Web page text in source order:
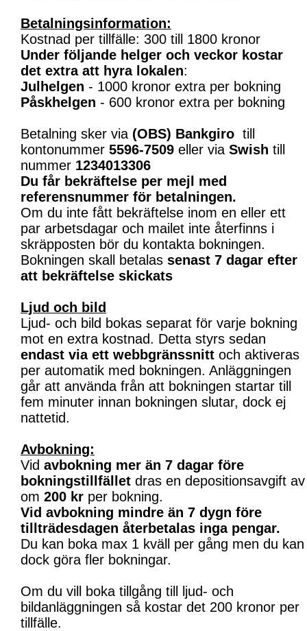
Betalningsinformation:
Kostnad per tillfälle: 300 till 1800 kronor
Under följande helger och veckor kostar
det extra att hyra lokalen:
Julhelgen - 1000 kronor extra per bokning
Påskhelgen - 600 kronor extra per bokning
Betalning sker via (OBS) Bankgiro till
kontonummer 5596-7509 eller via Swish till
nummer 1234013306
Du får bekräftelse per mejl med
referensnummer för betalningen.
Om du inte fått bekräftelse inom en eller ett
par arbetsdagar och mailet inte återfinns i
skräpposten bör du kontakta bokningen.
Bokningen skall betalas senast 7 dagar efter
att bekräftelse skickats
Ljud och bild
Ljud- och bild bokas separat för varje bokning
mot en extra kostnad. Detta styrs sedan
endast via ett webbgränssnitt och aktiveras
per automatik med bokningen. Anläggningen
går att använda från att bokningen startar till
fem minuter innan bokningen slutar, dock ej
nattetid.
Avbokning:
Vid avbokning mer än 7 dagar före
bokningstillfället dras en depositionsavgift av
om 200 kr per bokning.
Vid avbokning mindre än 7 dygn före
tillträdesdagen återbetalas inga pengar.
Du kan boka max 1 kväll per gång men du kan
dock göra fler bokningar.
Om du vill boka tillgång till ljud- och
bildanläggningen så kostar det 200 kronor per
tillfälle.